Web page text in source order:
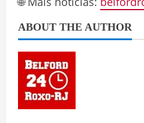
ABOUT THE AUTHOR